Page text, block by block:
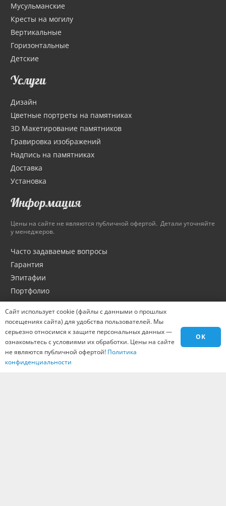
Мусульманские
Кресты на могилу
Вертикальные
Горизонтальные
Детские
Услуги
Дизайн
Цветные портреты на памятниках
3D Макетирование памятников
Гравировка изображений
Надпись на памятниках
Доставка
Установка
Информация
Цены на сайте не являются публичной офертой. Детали уточняйте
у менеджеров.
Часто задаваемые вопросы
Гарантия
Эпитафии
Портфолио
Оптовикам
Материалы
Города
Контакты
Вакансии
Сайт использует cookie (файлы с данными о прошлых
посещениях сайта) для удобства пользователей. Мы
серьезно относимся к защите персональных данных —
ознакомьтесь с условиями их обработки. Цены на сайте
не являются публичной офертой! Политика
конфиденциальности
OK